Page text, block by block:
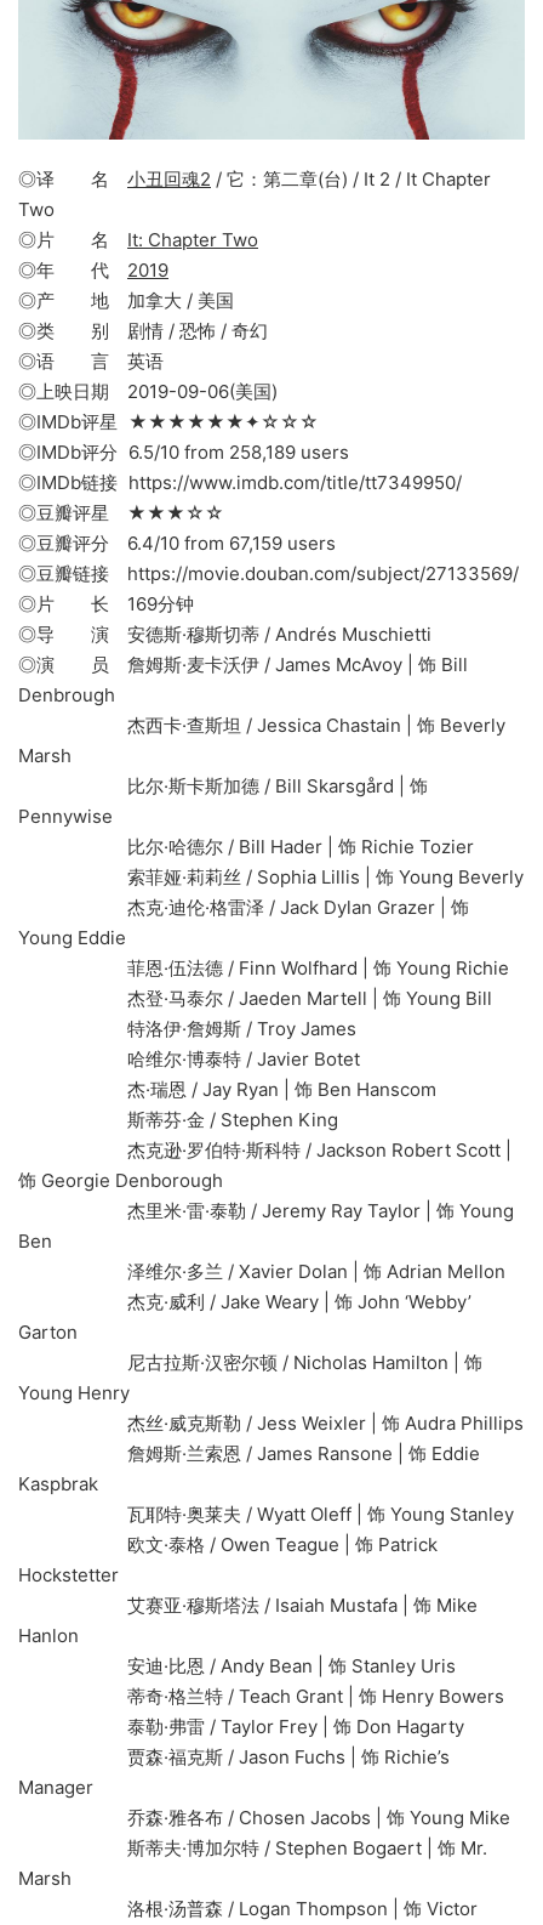
◎译 名 小丑回魂2 / 它：第二章(台) / It 2 / It Chapter
Two
◎片 名 It: Chapter Two
◎年 代 2019
◎产 地 加拿大 / 美国
◎类 别 剧情 / 恐怖 / 奇幻
◎语 言 英语
◎上映日期 2019-09-06(美国)
◎IMDb评星 ★★★★★★✦☆☆☆
◎IMDb评分 6.5/10 from 258,189 users
◎IMDb链接 https://www.imdb.com/title/tt7349950/
◎豆瓣评星 ★★★☆☆
◎豆瓣评分 6.4/10 from 67,159 users
◎豆瓣链接 https://movie.douban.com/subject/27133569/
◎片 长 169分钟
◎导 演 安德斯·穆斯切蒂 / Andrés Muschietti
◎演 员 詹姆斯·麦卡沃伊 / James McAvoy | 饰 Bill
Denbrough
杰西卡·查斯坦 / Jessica Chastain | 饰 Beverly
Marsh
比尔·斯卡斯加德 / Bill Skarsgård | 饰
Pennywise
比尔·哈德尔 / Bill Hader | 饰 Richie Tozier
索菲娅·莉莉丝 / Sophia Lillis | 饰 Young Beverly
杰克·迪伦·格雷泽 / Jack Dylan Grazer | 饰
Young Eddie
菲恩·伍法德 / Finn Wolfhard | 饰 Young Richie
杰登·马泰尔 / Jaeden Martell | 饰 Young Bill
特洛伊·詹姆斯 / Troy James
哈维尔·博泰特 / Javier Botet
杰·瑞恩 / Jay Ryan | 饰 Ben Hanscom
斯蒂芬·金 / Stephen King
杰克逊·罗伯特·斯科特 / Jackson Robert Scott |
饰 Georgie Denborough
杰里米·雷·泰勒 / Jeremy Ray Taylor | 饰 Young
Ben
泽维尔·多兰 / Xavier Dolan | 饰 Adrian Mellon
杰克·威利 / Jake Weary | 饰 John ‘Webby’
Garton
尼古拉斯·汉密尔顿 / Nicholas Hamilton | 饰
Young Henry
杰丝·威克斯勒 / Jess Weixler | 饰 Audra Phillips
詹姆斯·兰索恩 / James Ransone | 饰 Eddie
Kaspbrak
瓦耶特·奥莱夫 / Wyatt Oleff | 饰 Young Stanley
欧文·泰格 / Owen Teague | 饰 Patrick
Hockstetter
艾赛亚·穆斯塔法 / Isaiah Mustafa | 饰 Mike
Hanlon
安迪·比恩 / Andy Bean | 饰 Stanley Uris
蒂奇·格兰特 / Teach Grant | 饰 Henry Bowers
泰勒·弗雷 / Taylor Frey | 饰 Don Hagarty
贾森·福克斯 / Jason Fuchs | 饰 Richie’s
Manager
乔森·雅各布 / Chosen Jacobs | 饰 Young Mike
斯蒂夫·博加尔特 / Stephen Bogaert | 饰 Mr.
Marsh
洛根·汤普森 / Logan Thompson | 饰 Victor